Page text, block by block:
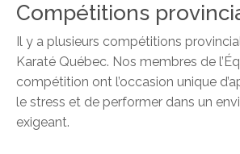
Compétitions
Il y a plusieurs compétitions
Karaté Québec. Nos membres de
compétition ont l’occasion unique
le stress et de performer dans un
exigeant.